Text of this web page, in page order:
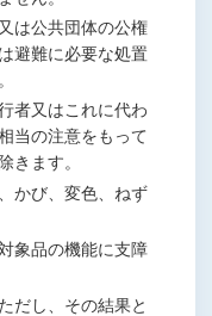
は公共団体の公権
避難に必要な処置
者又はこれに代わ
当の注意をもって
きます。
かび、変色、ねず
象品の機能に支障
だし、その結果と